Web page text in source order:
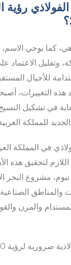
رؤية
السعودية 2030 هي، كما
وتقليل الاعتماد
للأجيال
هذه التغييرات،
في تشكيل
للمملكة
في المملكة
اللازم لتحقيق هذه
مشروع البحر
والمناطق
والمرن
ضرورية لرؤية 2030؟